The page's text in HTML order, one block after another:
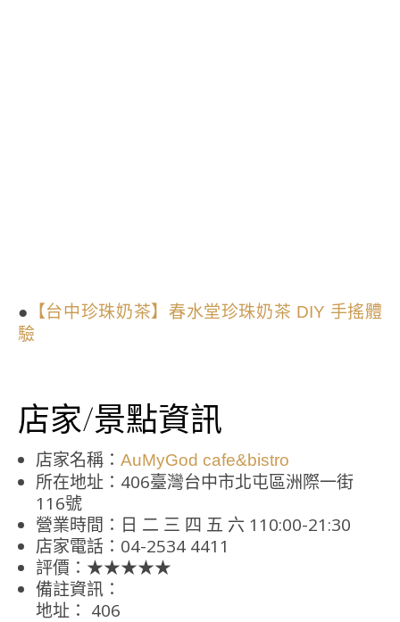
● 【台中珍珠奶茶】春水堂珍珠奶茶 DIY 手搖體
驗
店家/景點資訊
店家名稱： AuMyGod cafe&bistro
所在地址：406臺灣台中市北屯區洲際一街
116號
營業時間：日 二 三 四 五 六 110:00-21:30
店家電話：04-2534 4411
評價：★★★★★
備註資訊：
地址： 406